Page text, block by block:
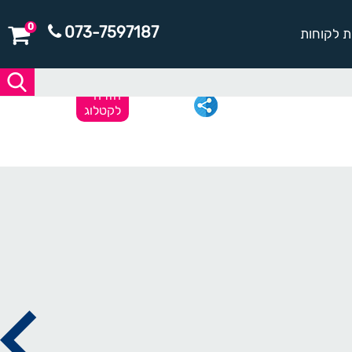
לקוחות 073-7597187
0
חזרה
לקטלוג